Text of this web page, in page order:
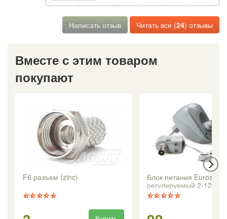
Написать отзыв Читать все (24) отзывы
Вместе с этим товаром
покупают
F6 разъем (zinc)
Блок питания Eurosky
регулируемый 2-12V